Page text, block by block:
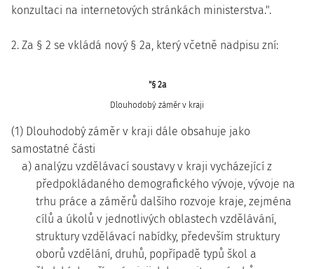
konzultaci na internetových stránkách ministerstva.".
2. Za § 2 se vkládá nový § 2a, který včetně nadpisu zní:
"§ 2a
Dlouhodobý záměr v kraji
(1) Dlouhodobý záměr v kraji dále obsahuje jako
samostatné části
a) analýzu vzdělávací soustavy v kraji vycházející z
předpokládaného demografického vývoje, vývoje na
trhu práce a záměrů dalšího rozvoje kraje, zejména
cílů a úkolů v jednotlivých oblastech vzdělávání,
struktury vzdělávací nabídky, především struktury
oborů vzdělání, druhů, popřípadě typů škol a